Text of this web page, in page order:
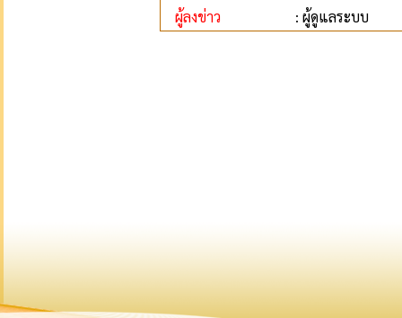
ผู้ลงข่าว
: ผู้ดูแลระบบ